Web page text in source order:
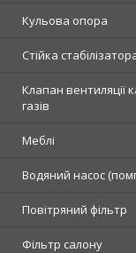
Кульова опора
Стійка
Клапан вентиляції
газів
Меблі
Водяний насос
Повітряний фільтр
Фільтр салону